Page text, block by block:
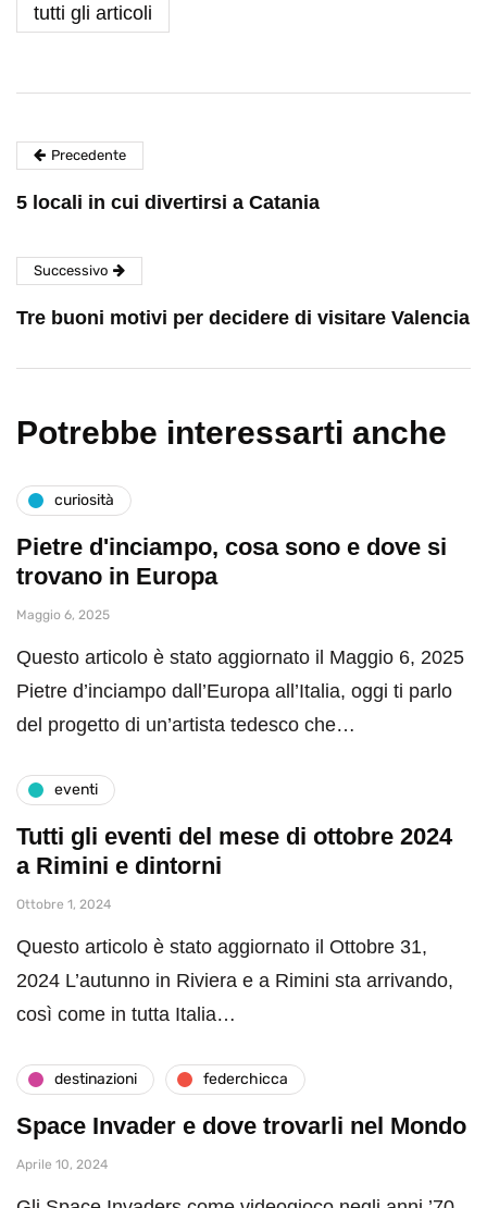
tutti gli articoli
Precedente
5 locali in cui divertirsi a Catania
Successivo
Tre buoni motivi per decidere di visitare Valencia
Potrebbe interessarti anche
curiosità
Pietre d'inciampo, cosa sono e dove si
trovano in Europa
Maggio 6, 2025
Questo articolo è stato aggiornato il Maggio 6, 2025
Pietre d’inciampo dall’Europa all’Italia, oggi ti parlo
del progetto di un’artista tedesco che…
eventi
Tutti gli eventi del mese di ottobre 2024
a Rimini e dintorni
Ottobre 1, 2024
Questo articolo è stato aggiornato il Ottobre 31,
2024 L’autunno in Riviera e a Rimini sta arrivando,
così come in tutta Italia…
destinazioni federchicca
Space Invader e dove trovarli nel Mondo
Aprile 10, 2024